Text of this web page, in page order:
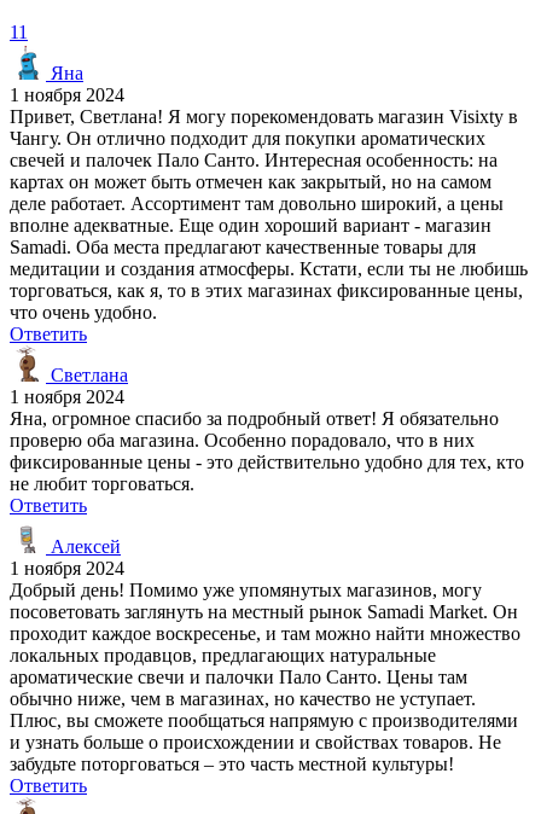
11
Яна
1 ноября 2024
Привет, Светлана! Я могу порекомендовать магазин Visixty в
Чангу. Он отлично подходит для покупки ароматических
свечей и палочек Пало Санто. Интересная особенность: на
картах он может быть отмечен как закрытый, но на самом
деле работает. Ассортимент там довольно широкий, а цены
вполне адекватные. Еще один хороший вариант - магазин
Samadi. Оба места предлагают качественные товары для
медитации и создания атмосферы. Кстати, если ты не любишь
торговаться, как я, то в этих магазинах фиксированные цены,
что очень удобно.
Ответить
Светлана
1 ноября 2024
Яна, огромное спасибо за подробный ответ! Я обязательно
проверю оба магазина. Особенно порадовало, что в них
фиксированные цены - это действительно удобно для тех, кто
не любит торговаться.
Ответить
Алексей
1 ноября 2024
Добрый день! Помимо уже упомянутых магазинов, могу
посоветовать заглянуть на местный рынок Samadi Market. Он
проходит каждое воскресенье, и там можно найти множество
локальных продавцов, предлагающих натуральные
ароматические свечи и палочки Пало Санто. Цены там
обычно ниже, чем в магазинах, но качество не уступает.
Плюс, вы сможете пообщаться напрямую с производителями
и узнать больше о происхождении и свойствах товаров. Не
забудьте поторговаться – это часть местной культуры!
Ответить